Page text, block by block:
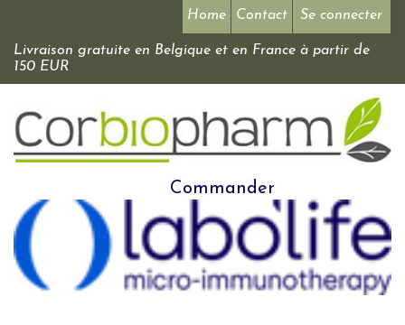
Se connecter
Home Contact
Livraison gratuite en Belgique et en France à partir de
150 EUR
Commander